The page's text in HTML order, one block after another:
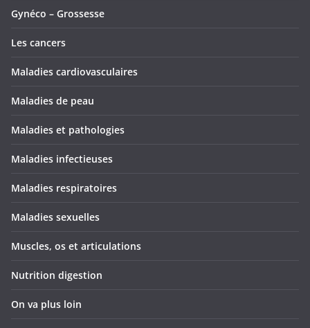
Gynéco – Grossesse
Les cancers
Maladies cardiovasculaires
Maladies de peau
Maladies et pathologies
Maladies infectieuses
Maladies respiratoires
Maladies sexuelles
Muscles, os et articulations
Nutrition digestion
On va plus loin